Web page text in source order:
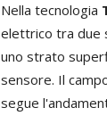
Nella tecnologia
elettrico tra due
uno strato
sensore. Il
segue